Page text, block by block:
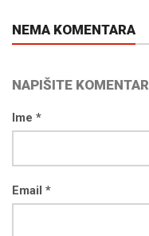
NEMA KOMENTARA
NAPIŠITE KOMENTAR
Ime *
Email *